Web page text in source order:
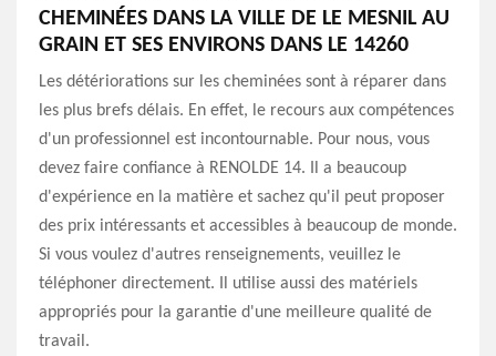
CHEMINÉES DANS LA VILLE DE LE MESNIL AU
GRAIN ET SES ENVIRONS DANS LE 14260
Les détériorations sur les cheminées sont à réparer dans
les plus brefs délais. En effet, le recours aux compétences
d'un professionnel est incontournable. Pour nous, vous
devez faire confiance à RENOLDE 14. Il a beaucoup
d'expérience en la matière et sachez qu'il peut proposer
des prix intéressants et accessibles à beaucoup de monde.
Si vous voulez d'autres renseignements, veuillez le
téléphoner directement. Il utilise aussi des matériels
appropriés pour la garantie d'une meilleure qualité de
travail.